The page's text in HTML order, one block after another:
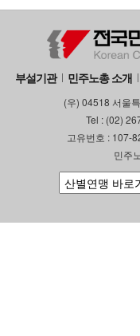
부설기관 민주노총 소개
(우) 04518 서울
Tel : (02)
고유번호 : 107-
민주